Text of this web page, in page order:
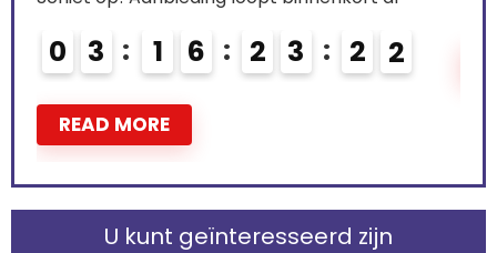
0 3 1 6 2 3 2
0
READ MORE
U kunt geïnteresseerd zijn